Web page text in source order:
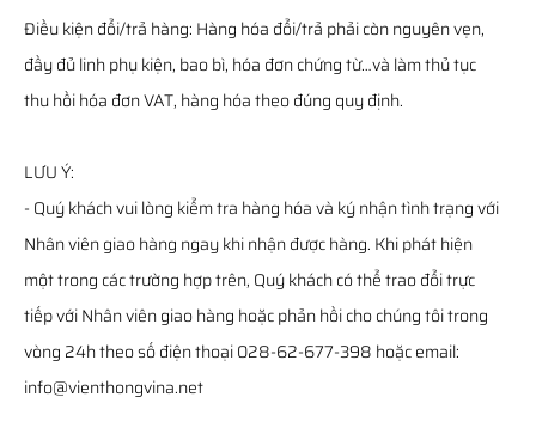
Điều kiện đổi/trả hàng: Hàng hóa đổi/trả phải còn nguyên vẹn,
đầy đủ linh phụ kiện, bao bì, hóa đơn chứng từ…và làm thủ tục
thu hồi hóa đơn VAT, hàng hóa theo đúng quy định.
LƯU Ý:
- Quý khách vui lòng kiểm tra hàng hóa và ký nhận tình trạng với
Nhân viên giao hàng ngay khi nhận được hàng. Khi phát hiện
một trong các trường hợp trên, Quý khách có thể trao đổi trực
tiếp với Nhân viên giao hàng hoặc phản hồi cho chúng tôi trong
vòng 24h theo số điện thoại 028-62-677-398 hoặc email:
info@vienthongvina.net